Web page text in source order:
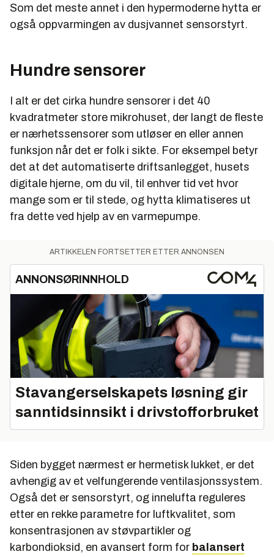
Som det meste annet i den hypermoderne hytta er
også oppvarmingen av dusjvannet sensorstyrt.
Hundre sensorer
I alt er det cirka hundre sensorer i det 40
kvadratmeter store mikrohuset, der langt de fleste
er nærhetssensorer som utløser en eller annen
funksjon når det er folk i sikte. For eksempel betyr
det at det automatiserte driftsanlegget, husets
digitale hjerne, om du vil, til enhver tid vet hvor
mange som er til stede, og hytta klimatiseres ut
fra dette ved hjelp av en varmepumpe.
ARTIKKELEN FORTSETTER ETTER ANNONSEN
ANNONSØRINNHOLD
Stavangerselskapets løsning gir
sanntidsinnsikt i drivstofforbruket
Siden bygget nærmest er hermetisk lukket, er det
avhengig av et velfungerende ventilasjonssystem.
Også det er sensorstyrt, og innelufta reguleres
etter en rekke parametre for luftkvalitet, som
konsentrasjonen av støvpartikler og
karbondioksid, en avansert form for balansert